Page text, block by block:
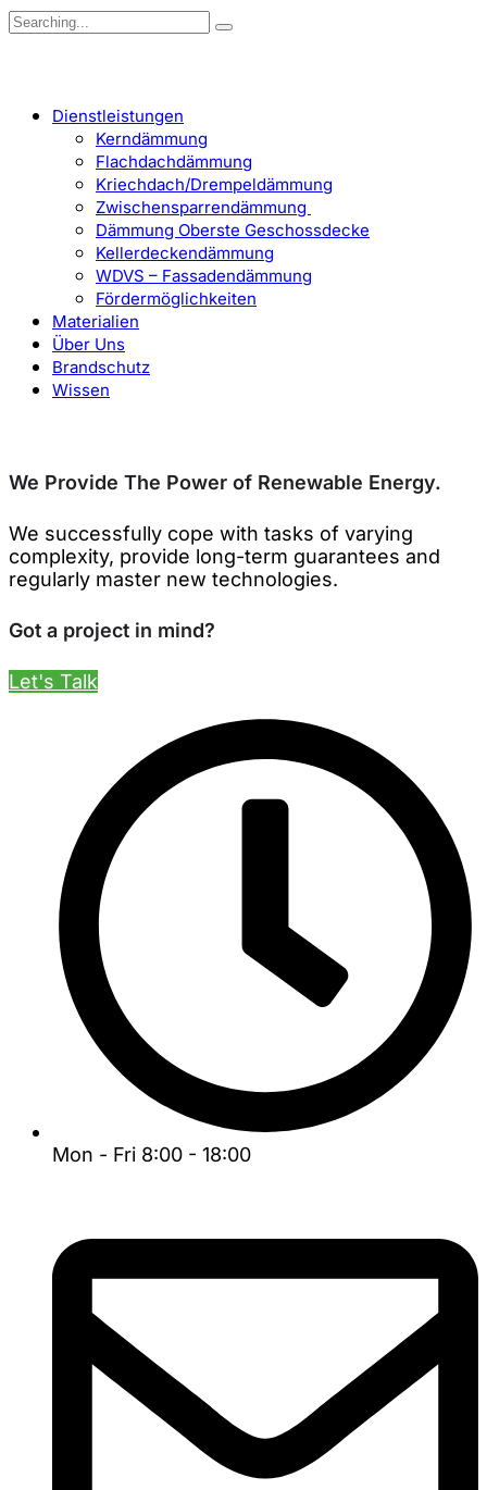
Search
Dienstleistungen
Kerndämmung
Flachdachdämmung
Kriechdach/Drempeldämmung
Zwischensparrendämmung
Dämmung Oberste Geschossdecke
Kellerdeckendämmung
WDVS – Fassadendämmung
Fördermöglichkeiten
Materialien
Über Uns
Brandschutz
Wissen
We Provide The Power of Renewable Energy.
We successfully cope with tasks of varying
complexity, provide long-term guarantees and
regularly master new technologies.
Got a project in mind?
Let's Talk
Mon - Fri 8:00 - 18:00